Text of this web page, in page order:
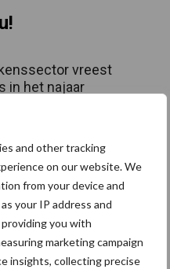
and other tracking
on our website. We
from your device and
your IP address and
you with
marketing campaign
insights, collecting precise
vreest
in het najaar
blijft
en
houden handel